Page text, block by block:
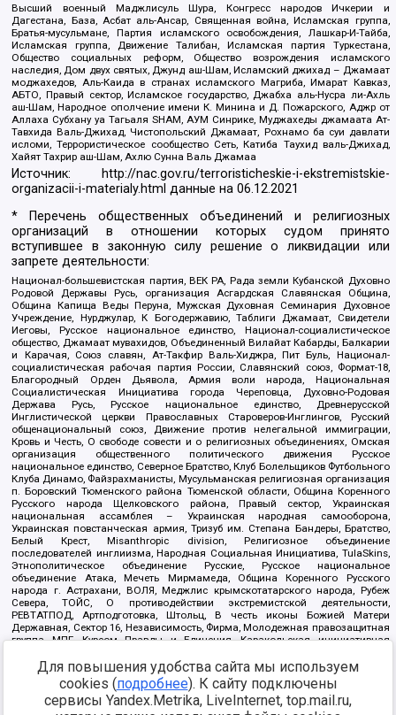
Высший военный Маджлисуль Шура, Конгресс народов Ичкерии и
Дагестана, База, Асбат аль-Ансар, Священная война, Исламская группа,
Братья-мусульмане, Партия исламского освобождения, Лашкар-И-Тайба,
Исламская группа, Движение Талибан, Исламская партия Туркестана,
Общество социальных реформ, Общество возрождения исламского
наследия, Дом двух святых, Джунд аш-Шам, Исламский джихад – Джамаат
моджахедов, Аль-Каида в странах исламского Магриба, Имарат Кавказ,
АБТО, Правый сектор, Исламское государство, Джабха аль-Нусра ли-Ахль
аш-Шам, Народное ополчение имени К. Минина и Д. Пожарского, Аджр от
Аллаха Субхану уа Тагьаля SHAM, АУМ Синрике, Муджахеды джамаата Ат-
Тавхида Валь-Джихад, Чистопольский Джамаат, Рохнамо ба суи давлати
исломи, Террористическое сообщество Сеть, Катиба Таухид валь-Джихад,
Хайят Тахрир аш-Шам, Ахлю Сунна Валь Джамаа
Источник:
http://nac.gov.ru/terroristicheskie-i-ekstremistskie-
organizacii-i-materialy.html данные на06.12.2021
* Перечень общественных объединений и религиозных
организаций в отношении которых судом принято
вступившее в законную силу решение о ликвидации или
запрете деятельности:
Национал-большевистская партия, ВЕК РА, Рада земли Кубанской Духовно
Родовой Державы Русь, организация Асгардская Славянская Община,
Община Капища Веды Перуна, Мужская Духовная Семинария Духовное
Учреждение, Нурджулар, К Богодержавию, Таблиги Джамаат, Свидетели
Иеговы, Русское национальное единство, Национал-социалистическое
общество, Джамаат мувахидов, Объединенный Вилайат Кабарды, Балкарии
и Карачая, Союз славян, Ат-Такфир Валь-Хиджра, Пит Буль, Национал-
социалистическая рабочая партия России, Славянский союз, Формат-18,
Благородный Орден Дьявола, Армия воли народа, Национальная
Социалистическая Инициатива города Череповца, Духовно-Родовая
Держава Русь, Русское национальное единство, Древнерусской
Инглистической церкви Православных Староверов-Инглингов, Русский
общенациональный союз, Движение против нелегальной иммиграции,
Кровь и Честь, О свободе совести и о религиозных объединениях, Омская
организация общественного политического движения Русское
национальное единство, Северное Братство, Клуб Болельщиков Футбольного
Клуба Динамо, Файзрахманисты, Мусульманская религиозная организация
п. Боровский Тюменского района Тюменской области, Община Коренного
Русского народа Щелковского района, Правый сектор, Украинская
национальная ассамблея – Украинская народная самооборона,
Украинская повстанческая армия, Тризуб им. Степана Бандеры, Братство,
Белый Крест, Misanthropic division, Религиозное объединение
последователей инглиизма, Народная Социальная Инициатива, TulaSkins,
Этнополитическое объединение Русские, Русское национальное
объединение Атака, Мечеть Мирмамеда, Община Коренного Русского
народа г. Астрахани, ВОЛЯ, Меджлис крымскотатарского народа, Рубеж
Севера, ТОЙС, О противодействии экстремистской деятельности,
РЕВТАТПОД, Артподготовка, Штольц, В честь иконы Божией Матери
Державная, Сектор 16, Независимость, Фирма, Молодежная правозащитная
группа МПГ, Курсом Правды и Единения, Каракольская инициативная
Благотворительный пансионат Ак Умут, Русская республика Русь,
Арестантское уголовное единство, Башкорт, Нация и свобода, W.H.С., Фалунь
Дафа, Иртыш Ultras, Русский Патриотический клуб-Новокузнецк/РПК,
Сибирский державный союз, Фонд борьбы с коррупцией, Фонд защиты прав
Для повышения удобства сайта мы используем
cookies (подробнее). К сайту подключены
сервисы Yandex.Metrika, LiveInternet, top.mail.ru,